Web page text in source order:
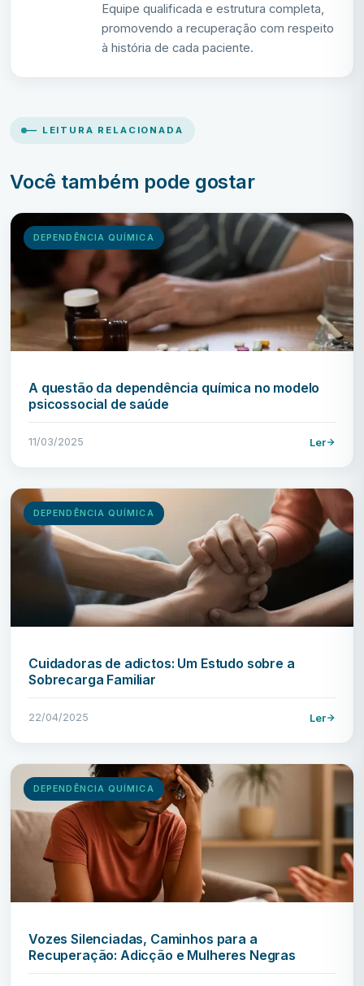
Equipe qualificada e estrutura completa,
promovendo a recuperação com respeito
à história de cada paciente.
— LEITURA RELACIONADA
Você também pode gostar
DEPENDÊNCIA QUÍMICA
A questão da dependência química no modelo
psicossocial de saúde
11/03/2025 Ler
DEPENDÊNCIA QUÍMICA
Cuidadoras de adictos: Um Estudo sobre a
Sobrecarga Familiar
22/04/2025 Ler
DEPENDÊNCIA QUÍMICA
Vozes Silenciadas, Caminhos para a
Recuperação: Adicção e Mulheres Negras